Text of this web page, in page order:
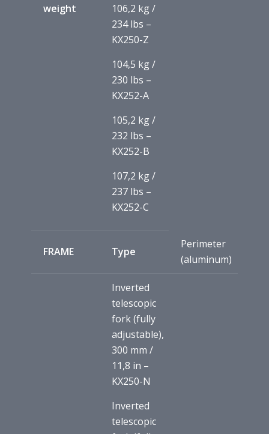
weight
106,2 kg /
234 lbs –
KX250-Z
104,5 kg /
230 lbs –
KX252-A
105,2 kg /
232 lbs –
KX252-B
107,2 kg /
237 lbs –
KX252-C
FRAME Type
Perimeter
(aluminum)
Inverted
telescopic
fork (fully
adjustable),
300 mm /
11,8 in –
KX250-N
Inverted
telescopic